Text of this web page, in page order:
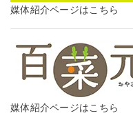
媒体紹介ページはこちら
媒体紹介ページはこちら